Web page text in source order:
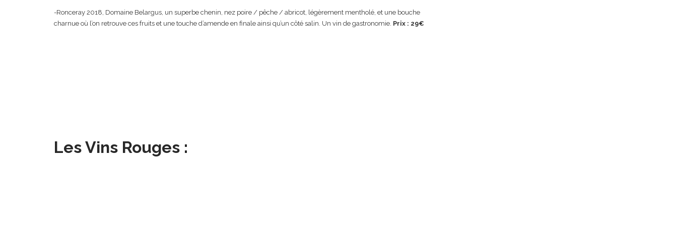
-Ronceray 2018, Domaine Belargus, un superbe chenin, nez poire / pêche / abricot, légèrement mentholé, et une bouche
charnue où l’on retrouve ces fruits et une touche d’amende en finale ainsi qu’un côté salin. Un vin de gastronomie. Prix : 29€
Les Vins Rouges :